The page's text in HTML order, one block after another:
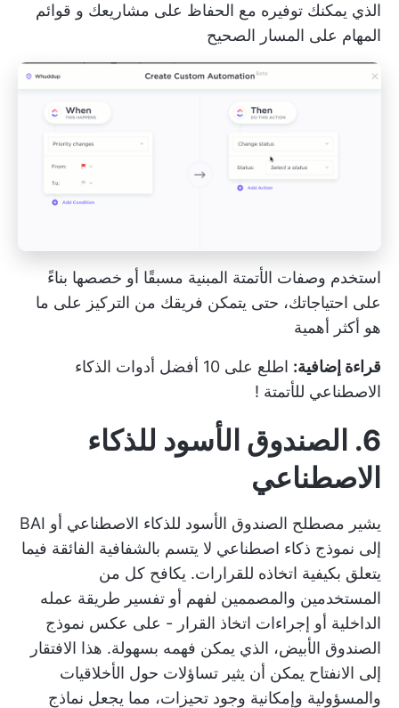
الذي يمكنك توفيره مع الحفاظ على مشاريعك و قوائم
المهام على المسار الصحيح
استخدم وصفات الأتمتة المبنية مسبقًا أو خصصها بناءً
على احتياجاتك، حتى يتمكن فريقك من التركيز على ما
هو أكثر أهمية
قراءة إضافية: اطلع على 10
أفضل أدوات الذكاء
الاصطناعي للأتمتة !
6. الصندوق الأسود للذكاء
الاصطناعي
يشير مصطلح الصندوق الأسود للذكاء الاصطناعي أو BAI
إلى نموذج ذكاء اصطناعي لا يتسم بالشفافية الفائقة فيما
يتعلق بكيفية اتخاذه للقرارات. يكافح كل من
المستخدمين والمصممين لفهم أو تفسير طريقة عمله
الداخلية أو إجراءات اتخاذ القرار - على عكس نموذج
الصندوق الأبيض، الذي يمكن فهمه بسهولة. هذا الافتقار
إلى الانفتاح يمكن أن يثير تساؤلات حول الأخلاقيات
والمسؤولية وإمكانية وجود تحيزات، مما يجعل نماذج